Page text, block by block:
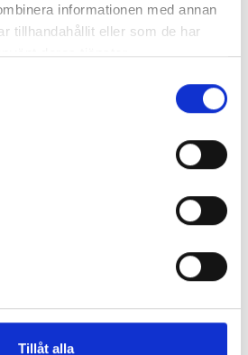
informationen med annan
tillhandahållit eller som de har
deras tjänster.
Tillåt alla
PRODUKTER